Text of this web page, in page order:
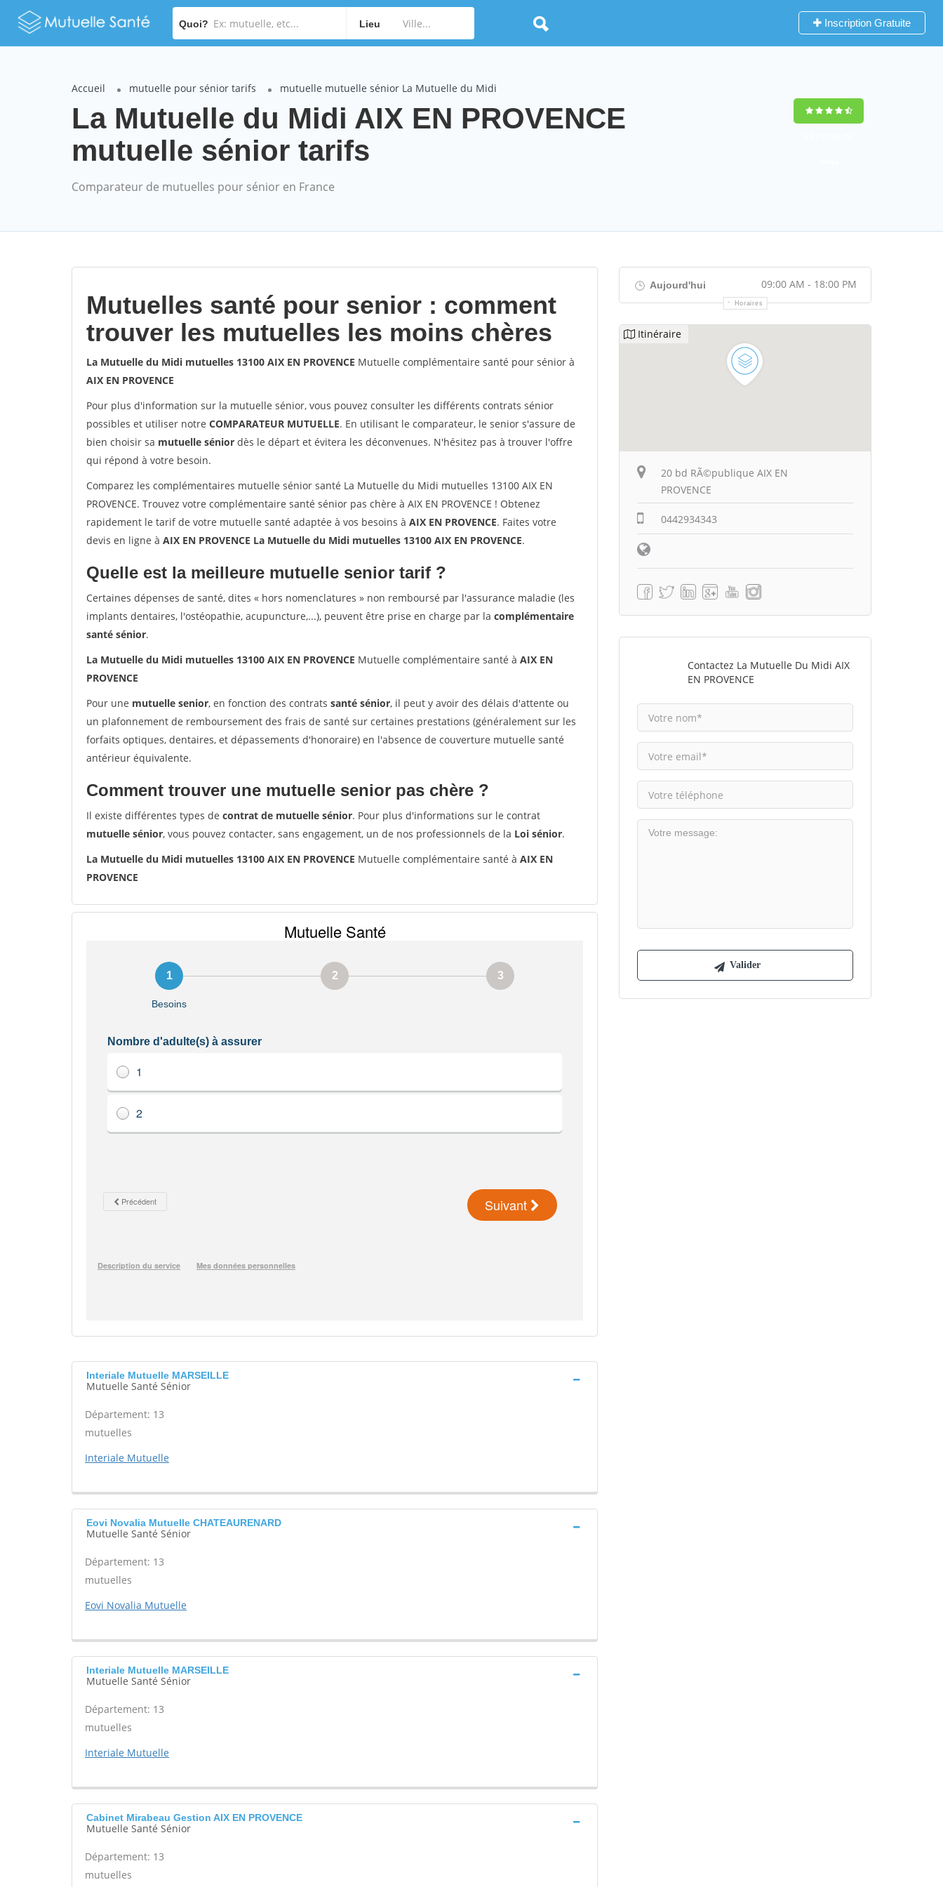
Quoi? Lieu Inscription Gratuite
Accueil mutuelle pour sénior tarifs mutuelle mutuelle sénior La Mutuelle du Midi
La Mutuelle du Midi AIX EN PROVENCE
mutuelle sénior tarifs
Comparateur de mutuelles pour sénior en France
Mutuelles santé pour senior : comment
trouver les mutuelles les moins chères
La Mutuelle du Midi mutuelles 13100 AIX EN PROVENCE Mutuelle complémentaire santé pour sénior à
AIX EN PROVENCE
Pour plus d'information sur la mutuelle sénior, vous pouvez consulter les différents contrats sénior
possibles et utiliser notre COMPARATEUR MUTUELLE. En utilisant le comparateur, le senior s'assure de
bien choisir sa mutuelle sénior dès le départ et évitera les déconvenues. N'hésitez pas à trouver l'offre
qui répond à votre besoin.
Comparez les complémentaires mutuelle sénior santé La Mutuelle du Midi mutuelles 13100 AIX EN
PROVENCE. Trouvez votre complémentaire santé sénior pas chère à AIX EN PROVENCE ! Obtenez
rapidement le tarif de votre mutuelle santé adaptée à vos besoins à AIX EN PROVENCE. Faites votre
devis en ligne à AIX EN PROVENCE La Mutuelle du Midi mutuelles 13100 AIX EN PROVENCE.
Quelle est la meilleure mutuelle senior tarif ?
Certaines dépenses de santé, dites « hors nomenclatures » non remboursé par l'assurance maladie (les
implants dentaires, l'ostéopathie, acupuncture,...), peuvent être prise en charge par la complémentaire
santé sénior.
La Mutuelle du Midi mutuelles 13100 AIX EN PROVENCE Mutuelle complémentaire santé à AIX EN
PROVENCE
Pour une mutuelle senior, en fonction des contrats santé sénior, il peut y avoir des délais d'attente ou
un plafonnement de remboursement des frais de santé sur certaines prestations (généralement sur les
forfaits optiques, dentaires, et dépassements d'honoraire) en l'absence de couverture mutuelle santé
antérieur équivalente.
Comment trouver une mutuelle senior pas chère ?
Il existe différentes types de contrat de mutuelle sénior. Pour plus d'informations sur le contrat
mutuelle sénior, vous pouvez contacter, sans engagement, un de nos professionnels de la Loi sénior.
La Mutuelle du Midi mutuelles 13100 AIX EN PROVENCE Mutuelle complémentaire santé à AIX EN
PROVENCE
Interiale Mutuelle MARSEILLE
Mutuelle Santé Sénior
Département: 13
mutuelles
Interiale Mutuelle
Eovi Novalia Mutuelle CHATEAURENARD
Mutuelle Santé Sénior
Département: 13
mutuelles
Eovi Novalia Mutuelle
Interiale Mutuelle MARSEILLE
Mutuelle Santé Sénior
Département: 13
mutuelles
Interiale Mutuelle
Cabinet Mirabeau Gestion AIX EN PROVENCE
Mutuelle Santé Sénior
Département: 13
mutuelles
Aujourd'hui 09:00 AM - 18:00 PM
Horaires
Itinéraire
20 bd RÃ©publique AIX EN
PROVENCE
0442934343
Contactez La Mutuelle Du Midi AIX
EN PROVENCE